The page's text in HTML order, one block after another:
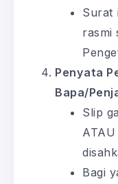
Surat
rasmi
Penyata
Bapa/
Slip
Bagi